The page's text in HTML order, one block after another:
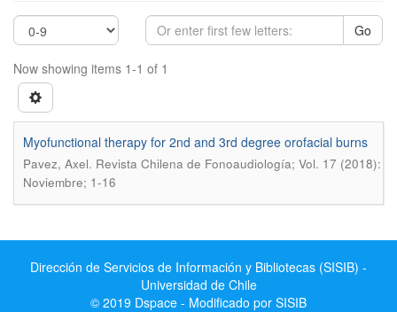
Go
Now showing items 1-1 of 1
Myofunctional therapy for 2nd and 3rd degree orofacial burns
Pavez, Axel. Revista Chilena de Fonoaudiología; Vol. 17 (2018):
Noviembre; 1-16
Dirección de Servicios de Información y Bibliotecas (SISIB) -
Universidad de Chile
© 2019 Dspace - Modificado por SISIB